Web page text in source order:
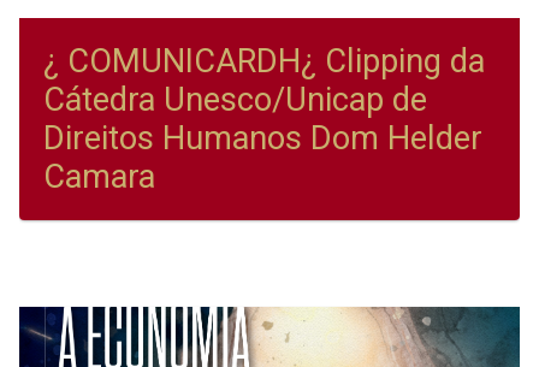
¿ COMUNICARDH¿ Clipping da
Cátedra Unesco/Unicap de
Direitos Humanos Dom Helder
Camara